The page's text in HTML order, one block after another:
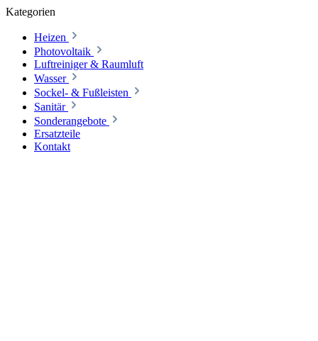
Kategorien
Heizen
Photovoltaik
Luftreiniger & Raumluft
Wasser
Sockel- & Fußleisten
Sanitär
Sonderangebote
Ersatzteile
Kontakt